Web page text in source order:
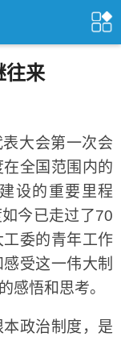
往来
大会第一次会
全国范围内的
设的重要里程
今已走过了70
委的青年工作
受这一伟大制
感悟和思考。
政治制度，是